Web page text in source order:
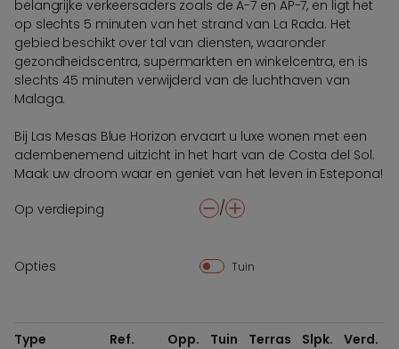
belangrijke verkeersaders zoals de A-7 en AP-7, en ligt het
op slechts 5 minuten van het strand van La Rada. Het
gebied beschikt over tal van diensten, waaronder
gezondheidscentra, supermarkten en winkelcentra, en is
slechts 45 minuten verwijderd van de luchthaven van
Malaga.
Bij Las Mesas Blue Horizon ervaart u luxe wonen met een
adembenemend uitzicht in het hart van de Costa del Sol.
Maak uw droom waar en geniet van het leven in Estepona!
Op verdieping
-/ +
Opties Tuin
Type Ref. Opp. Tuin Terras Slpk. Verd.